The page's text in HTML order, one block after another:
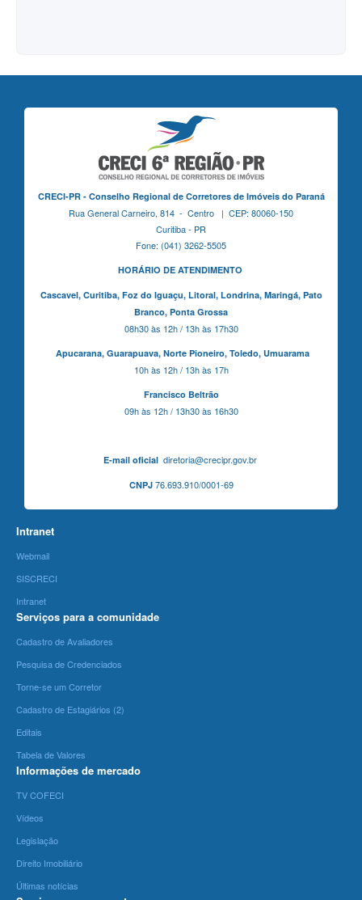
CRECI-PR - Conselho Regional de Corretores de Imóveis do Paraná
Rua General Carneiro, 814 - Centro | CEP: 80060-150
Curitiba - PR
Fone: (041) 3262-5505
HORÁRIO DE ATENDIMENTO
Cascavel, Curitiba,Foz do Iguaçu, Litoral, Londrina, Maringá, Pato
Branco, Ponta Grossa
08h30 às 12h / 13h às 17h30
Apucarana, Guarapuava, Norte Pioneiro, Toledo, Umuarama
10h às 12h / 13h às 17h
Francisco Beltrão
09h às 12h / 13h30 às 16h30
E-mail oficialdiretoria@crecipr.gov.br
CNPJ76.693.910/0001-69
Intranet
Webmail
SISCRECI
Intranet
Serviços para a comunidade
Cadastro de Avaliadores
Pesquisa de Credenciados
Torne-se um Corretor
Cadastro de Estagiários (2)
Editais
Tabela de Valores
Informações de mercado
TV COFECI
Vídeos
Legislação
Direito Imobiliário
Últimas notícias